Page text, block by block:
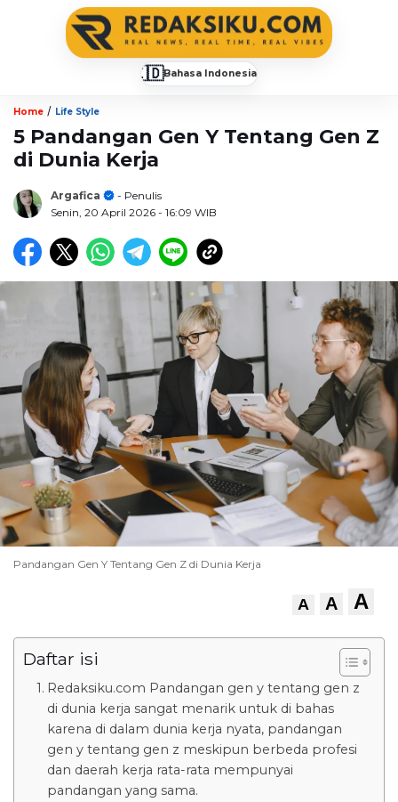
🇮🇩Bahasa Indonesia
Home / Life Style
5 Pandangan Gen Y Tentang Gen Z
di Dunia Kerja
Argafica
- Penulis
Senin, 20 April 2026 - 16:09 WIB
Pandangan Gen Y Tentang Gen Z di Dunia Kerja
A A A
Daftar isi
Redaksiku.com Pandangan gen y tentang gen z
di dunia kerja sangat menarik untuk di bahas
karena di dalam dunia kerja nyata, pandangan
gen y tentang gen z meskipun berbeda profesi
dan daerah kerja rata-rata mempunyai
pandangan yang sama.